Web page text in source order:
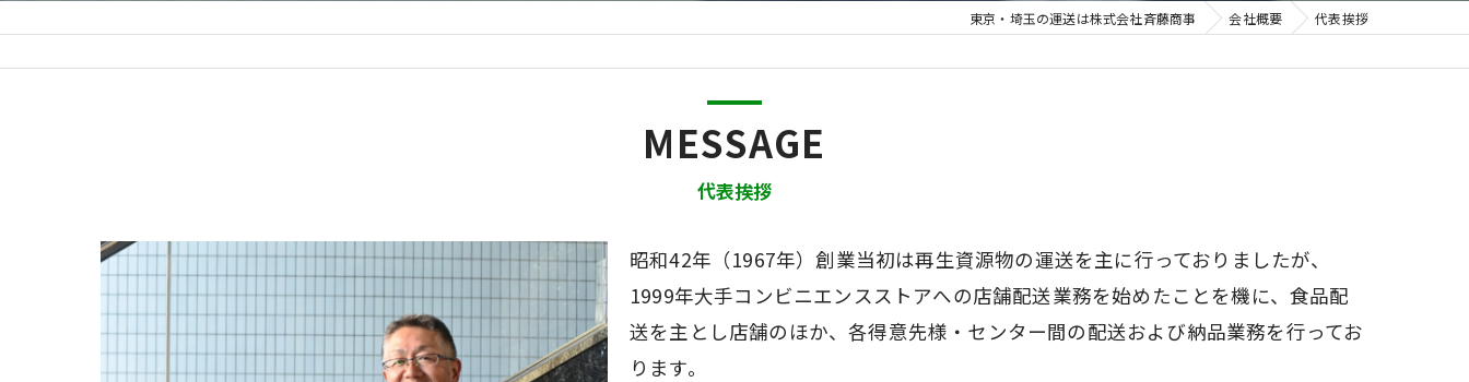
東京・埼玉の運送は株式会社斉藤商事 会社概要 代表挨拶
MESSAGE
代表挨拶
昭和42年（1967年）創業当初は再生資源物の運送を主に行っておりましたが、
1999年大手コンビニエンスストアへの店舗配送業務を始めたことを機に、食品配
送を主とし店舗のほか、各得意先様・センター間の配送および納品業務を行ってお
ります。